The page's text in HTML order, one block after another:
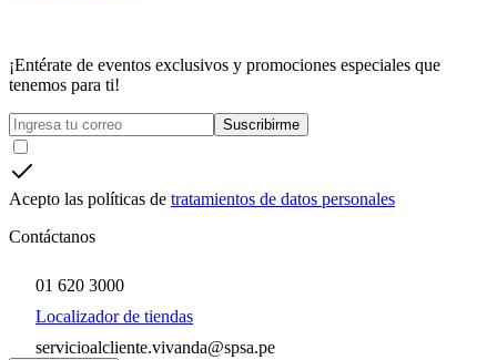
¡Entérate de eventos exclusivos y promociones especiales que
tenemos para ti!
Suscribirme
Acepto las políticas de tratamientos de datos personales
Contáctanos
01 620 3000
Localizador de tiendas
servicioalcliente.vivanda@spsa.pe